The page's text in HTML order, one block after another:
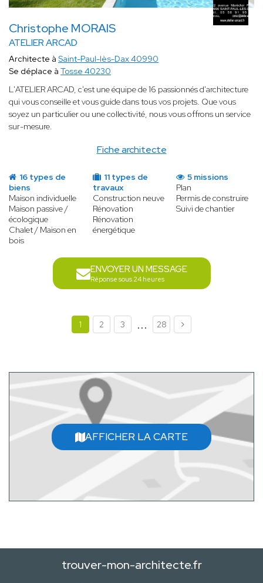
Christophe MORAIS
ATELIER ARCAD
Fiche architecte
Architecte à Saint-Paul-lès-Dax 40990
Se déplace à Tosse 40230
L'ATELIER ARCAD, c'est une équipe de 16 passionnés d'architecture
qui vous conseille et vous guide dans tous vos projets. Que vous
soyez un particulier ou une collectivité, nous vous offrons un service
sur-mesure.
16 types de
biens
Maison individuelle
Maison passive /
écologique
Chalet / Maison en
bois
11 types de
travaux
Construction neuve
Rénovation
Rénovation
énergétique
5 missions
Plan
Permis de construire
Suivi de chantier
ENVOYER UN MESSAGE
Réponse sous 24 heures
1 2 3 ... 28
AFFICHER LA CARTE
trouver-mon-architecte.fr